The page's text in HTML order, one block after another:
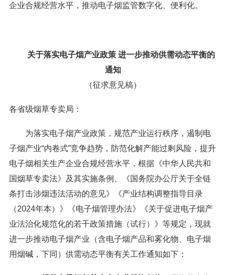
企业合规经营水平，推动电子烟监管数字化、便利化。
关于落实电子烟产业政策 进一步推动供需动态平衡的
通知
（征求意见稿）
各省级烟草专卖局：
为落实电子烟产业政策，规范产业运行秩序，遏制电
子烟产业“内卷式”竞争趋势，防范化解产能过剩风险，提升
电子烟相关生产企业合规经营水平，根据《中华人民共和
国烟草专卖法》及其实施条例、《国务院办公厅关于全链
条打击涉烟违法活动的意见》《产业结构调整指导目录
（2024年本）》《电子烟管理办法》《关于促进电子烟产
业法治化规范化的若干政策措施（试行）》等规定，现就
进一步推动电子烟产业（含电子烟产品和雾化物、电子烟
用烟碱，下同）供需动态平衡有关工作通知如下：